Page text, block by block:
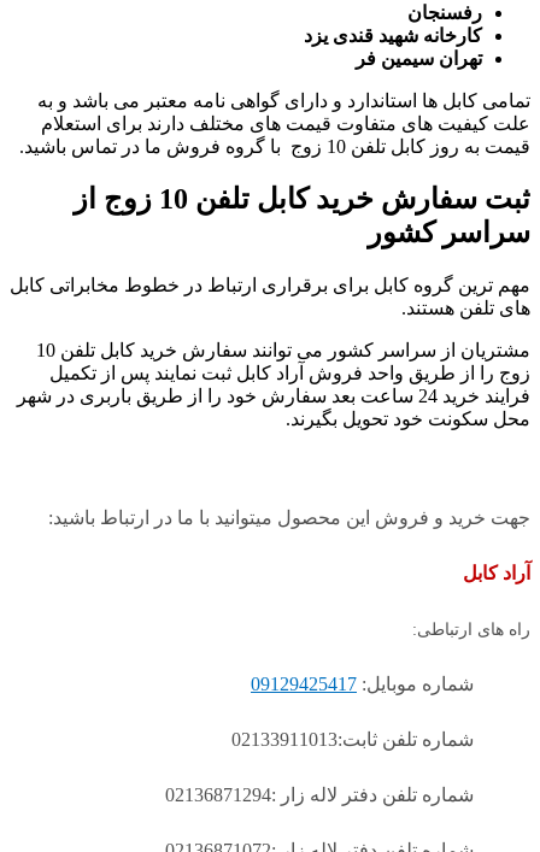
رفسنجان
کارخانه شهید قندی یزد
تهران سیمین فر
تمامی کابل ها استاندارد و دارای گواهی نامه معتبر می باشد و به
علت کیفیت های متفاوت قیمت های مختلف دارند برای استعلام
قیمت به روز کابل تلفن 10 زوج با گروه فروش ما در تماس باشید.
ثبت سفارش خرید کابل تلفن 10 زوج از
سراسر کشور
مهم ترین گروه کابل برای برقراری ارتباط در خطوط مخابراتی کابل
های تلفن هستند.
مشتریان از سراسر کشور می توانند سفارش خرید کابل تلفن 10
زوج را از طریق واحد فروش آراد کابل ثبت نمایند پس از تکمیل
فرایند خرید 24 ساعت بعد سفارش خود را از طریق باربری در شهر
محل سکونت خود تحویل بگیرند.
جهت خرید و فروش این محصول میتوانید با ما در ارتباط باشید:
آراد کابل
راه های ارتباطی:
شماره موبایل: 09129425417
شماره تلفن ثابت:02133911013
شماره تلفن دفتر لاله زار :02136871294